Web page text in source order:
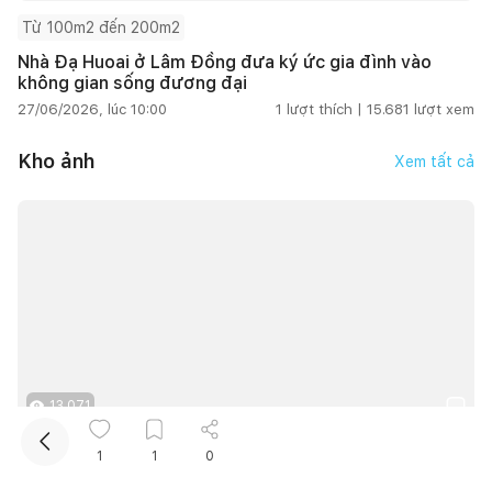
Từ 100m2 đến 200m2
Nhà Đạ Huoai ở Lâm Đồng đưa ký ức gia đình vào
không gian sống đương đại
27/06/2026, lúc 10:00 1 lượt thích | 15.681 lượt xem
Kho ảnh Xem tất cả
13.071
1 1 0